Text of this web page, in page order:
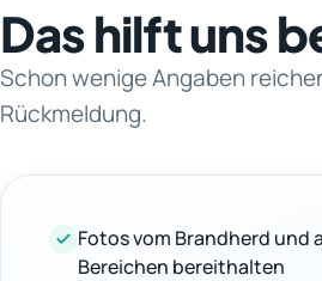
Das hilft uns
Schon wenige Angaben
Rückmeldung.
Fotos vom Brandherd und
Bereichen bereithalten